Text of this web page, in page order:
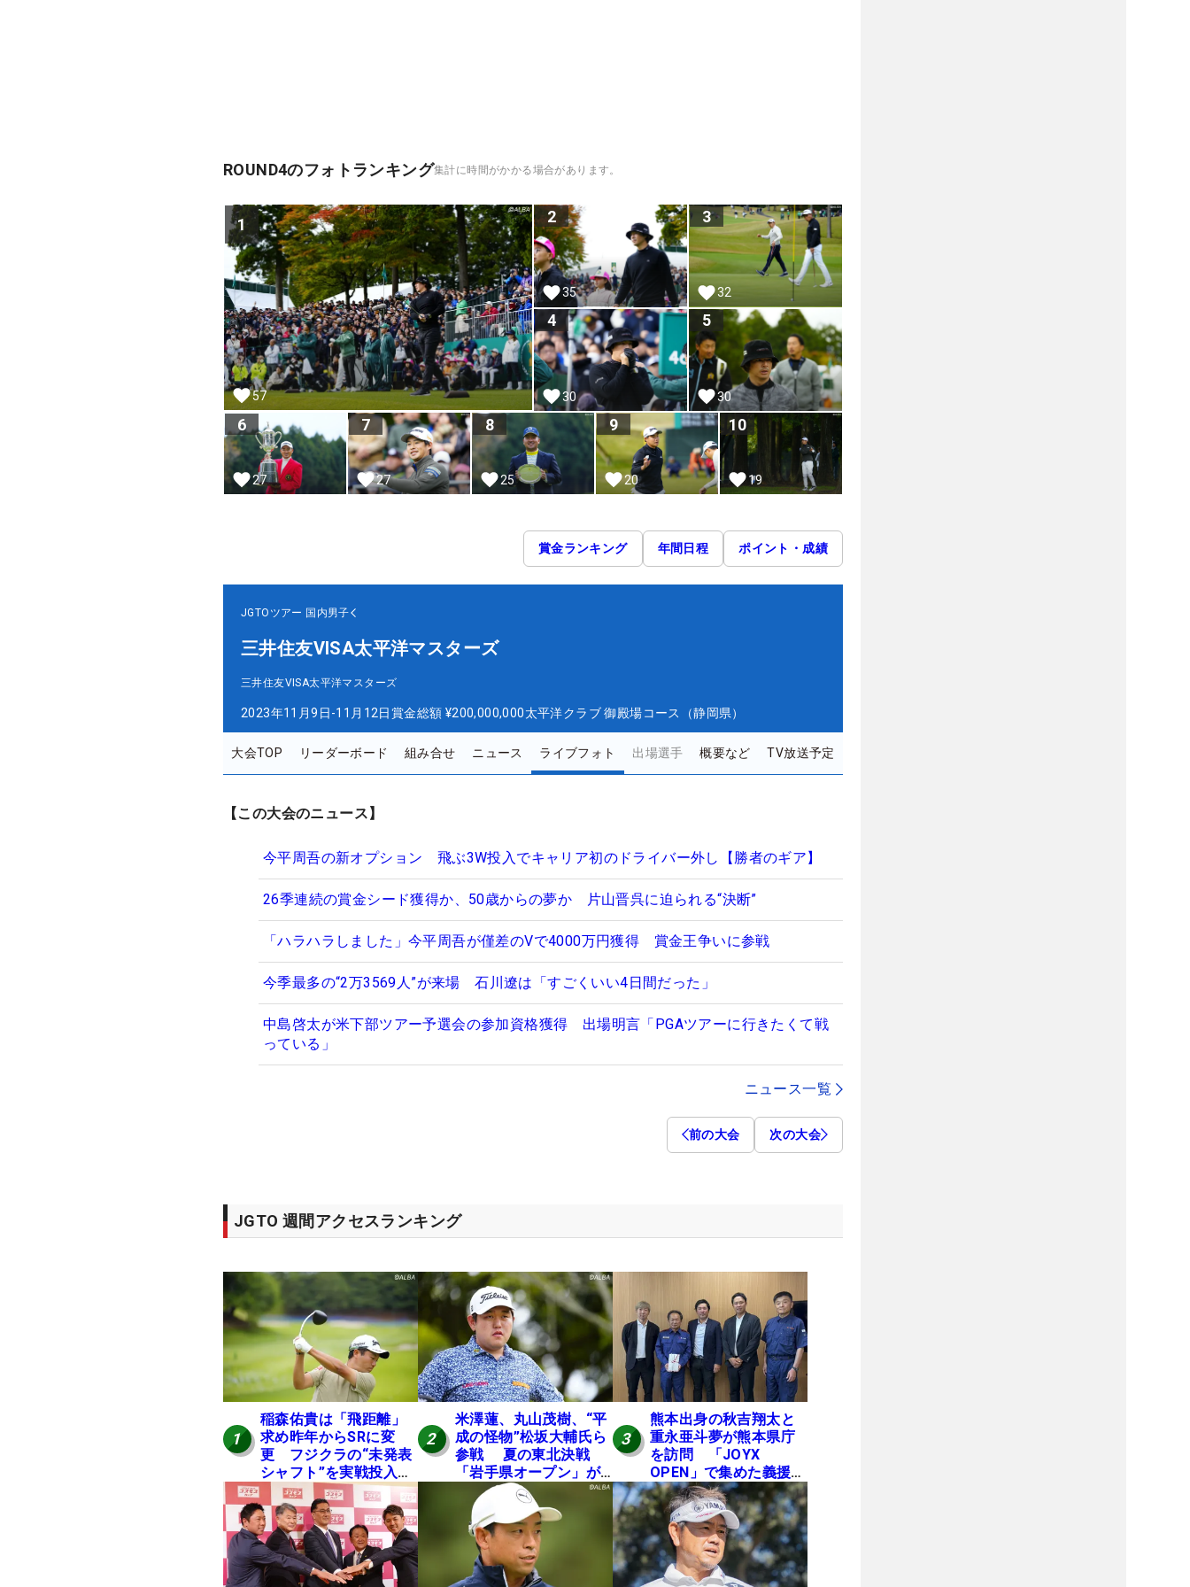
ROUND4のフォトランキング集計に時間がかかる場合があります。
1
57
2
35
3
32
4
30
5
30
6
27
7
27
8
25
9
20
10
19
賞金ランキング 年間日程 ポイント・成績
JGTOツアー 国内男子
三井住友VISA太平洋マスターズ
三井住友VISA太平洋マスターズ
2023年11月9日-11月12日賞金総額 ¥200,000,000太平洋クラブ 御殿場コース（静岡県）
大会TOP リーダーボード 組み合せ ニュース ライブフォト 出場選手 概要など TV放送予定
【この大会のニュース】
今平周吾の新オプション 飛ぶ3W投入でキャリア初のドライバー外し【勝者のギア】
26季連続の賞金シード獲得か、50歳からの夢か 片山晋呉に迫られる“決断”
「ハラハラしました」今平周吾が僅差のVで4000万円獲得 賞金王争いに参戦
今季最多の“2万3569人”が来場 石川遼は「すごくいい4日間だった」
中島啓太が米下部ツアー予選会の参加資格獲得 出場明言「PGAツアーに行きたくて戦
っている」
ニュース一覧
前の大会 次の大会
JGTO 週間アクセスランキング
1
稲森佑貴は「飛距離」
求め昨年からSRに変
更 フジクラの“未発表
シャフト”を実戦投入し
好感触「つかまえにい
ける」【男子ツアーの
ヒトネタ！】
2
米澤蓮、丸山茂樹、“平
成の怪物”松坂大輔氏ら
参戦 夏の東北決戦
「岩手県オープン」が8
日開幕
3
熊本出身の秋吉翔太と
重永亜斗夢が熊本県庁
を訪問 「JOYX
OPEN」で集めた義援金
を贈呈